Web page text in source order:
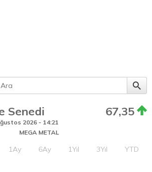
Senedi 67,35
2026 - 14:21
MEGA METAL
1Ay 6Ay 1Yıl 3Yıl YTD